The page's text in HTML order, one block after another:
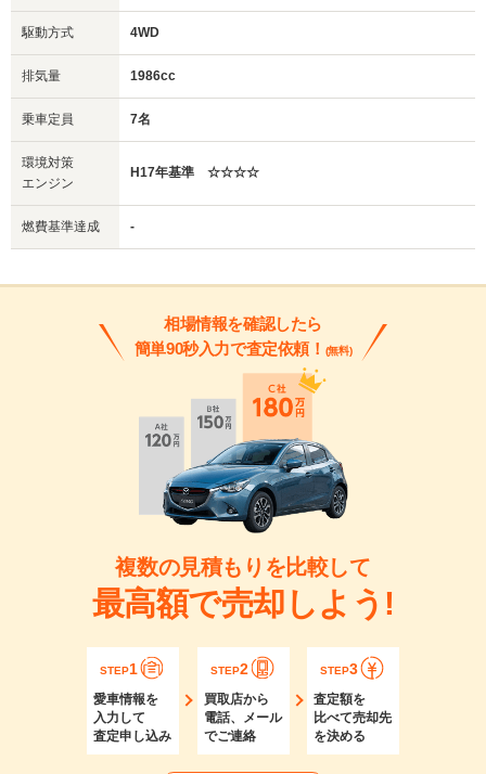
駆動方式 4WD
排気量 1986cc
乗車定員 7名
環境対策
エンジン
H17年基準 ☆☆☆☆
燃費基準達成 -
相場情報を確認したら
簡単90秒入力で査定依頼！ (無料)
複数の見積もりを比較して
最高額で売却しよう!
STEP1
愛車情報を
入力して
査定申し込み
STEP2
買取店から
電話、メール
でご連絡
STEP3
査定額を
比べて売却先
を決める